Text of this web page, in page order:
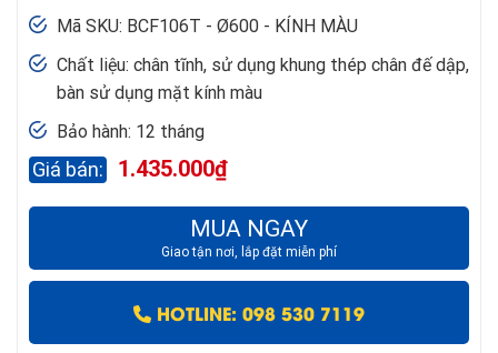
Mã SKU: BCF106T - Ø600 - KÍNH MÀU
Chất liệu: chân tĩnh, sử dụng khung thép chân đế dập,
bàn sử dụng mặt kính màu
Bảo hành: 12 tháng
1.435.000₫
MUA NGAY
Giao tận nơi, lắp đặt miễn phí
HOTLINE: 098 530 7119